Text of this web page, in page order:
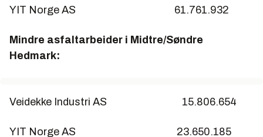
YIT Norge AS 61.761.932
Mindre asfaltarbeider i Midtre/Søndre
Hedmark:
Veidekke Industri AS 15.806.654
YIT Norge AS 23.650.185